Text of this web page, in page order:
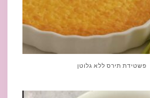
פשטידת תירס ללא גלוטן